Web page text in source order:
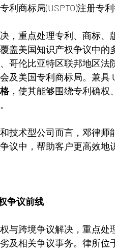
利商标局(USPTO)注册专
，重点处理专利、商标、
盖美国知识产权争议中的
哥伦比亚特区联邦地区法
及美国专利商标局。兼具
，使其能够围绕专利确权
技术型公司而言，邓律师
议中，帮助客户更高效地
争议前线
与跨境争议解决，重点处
及相关争议事务。律所位